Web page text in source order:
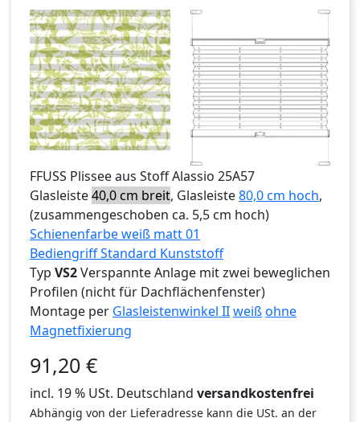
FFUSS Plissee aus Stoff Alassio 25A57
Glasleiste40,0 cm breit, Glasleiste80,0 cm hoch,
(zusammengeschoben ca. 5,5 cm hoch)
Schienenfarbe weiß matt 01
Bediengriff Standard Kunststoff
Typ VS2Verspannte Anlage mit zwei beweglichen
Profilen (nicht für Dachflächenfenster)
Montage per Glasleistenwinkel IIweißohne
Magnetfixierung
91,20 €
incl. 19 % USt. Deutschland versandkostenfrei
Abhängig von der Lieferadresse kann die USt. an der